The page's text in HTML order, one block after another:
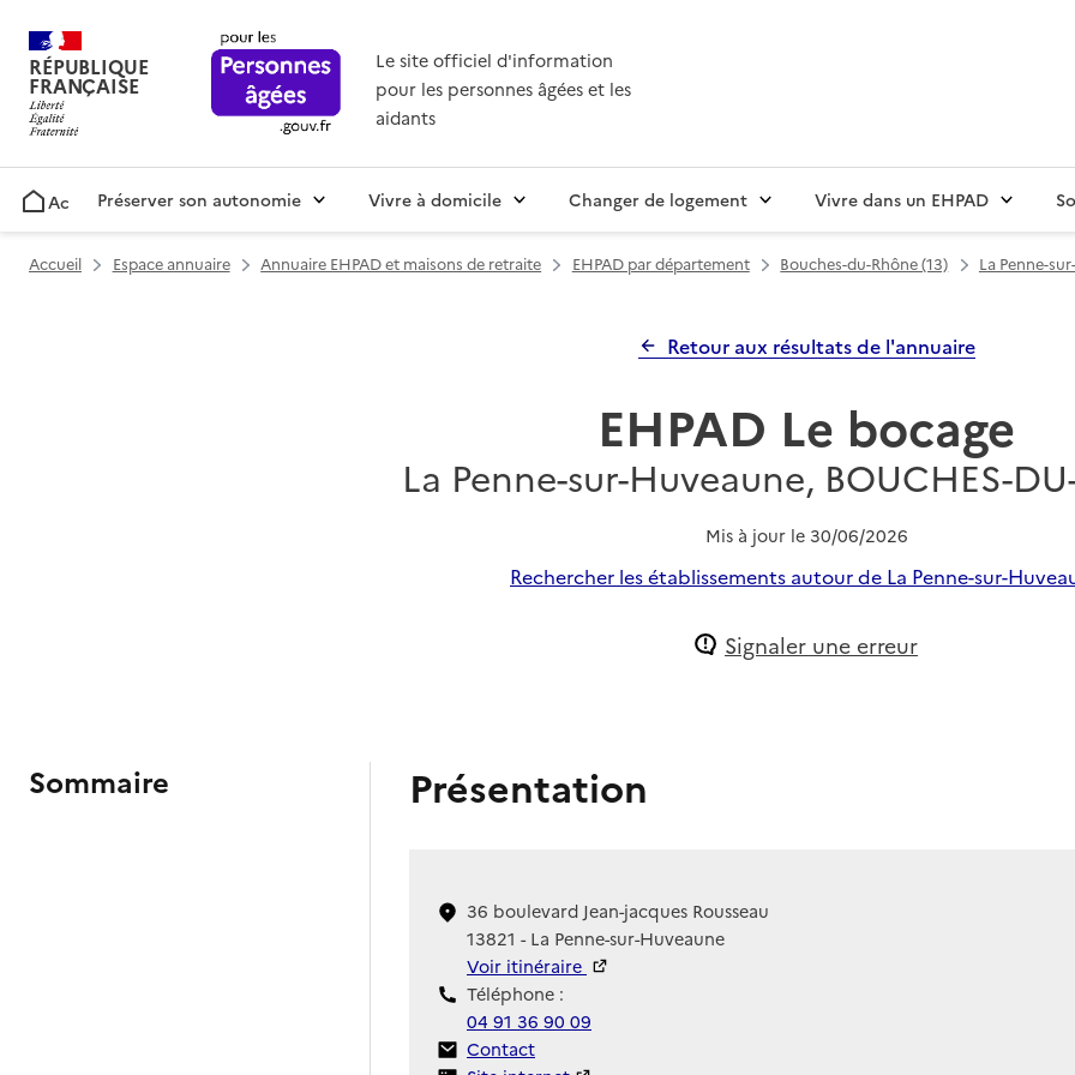
RÉPUBLIQUE
FRANÇAISE
Le site officiel d'information
pour les personnes âgées et les
aidants
AccueilPréserver son autonomie Vivre à domicile Changer de logement Vivre dans un EHPAD
Accueil Espace annuaire Annuaire EHPAD et maisons de retraite EHPAD par département Bouches-du-Rhône (13) La Penne-
Retour aux résultats de l'annuaire
EHPAD Le bocage
La Penne-sur-Huveaune, BOUCHES-
Mis à jour le 30/06/2026
Rechercher les établissements autour de La Penne-sur-
Signaler une erreur
Sommaire Présentation
36 boulevard Jean-jacques Rousseau
13821 - La Penne-sur-Huveaune
Voir itinéraire
Téléphone :
04 91 36 90 09
Contact
Contact